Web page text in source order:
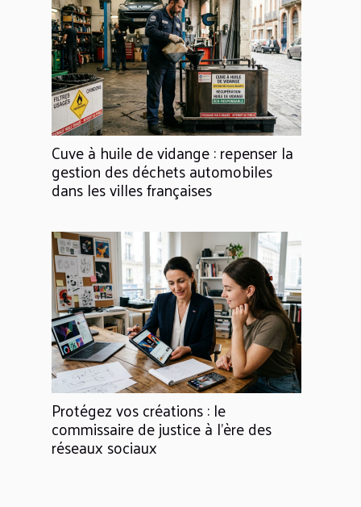
Cuve à huile de vidange : repenser la
gestion des déchets automobiles
dans les villes françaises
Protégez vos créations : le
commissaire de justice à l’ère des
réseaux sociaux